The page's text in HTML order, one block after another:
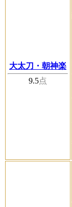
大太刀・朝神楽
9.5点